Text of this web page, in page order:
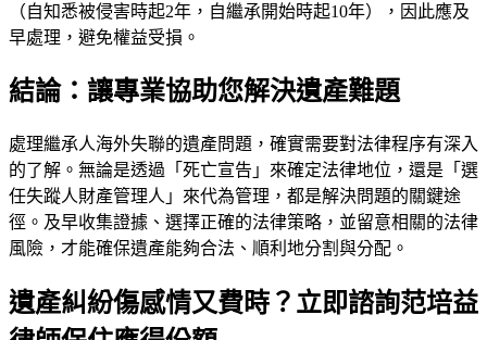
（自知悉被侵害時起2年，自繼承開始時起10年），因此應及
早處理，避免權益受損。
結論：讓專業協助您解決遺產難題
處理繼承人海外失聯的遺產問題，確實需要對法律程序有深入
的了解。無論是透過「死亡宣告」來確定法律地位，還是「選
任失蹤人財產管理人」來代為管理，都是解決問題的關鍵途
徑。及早收集證據、選擇正確的法律策略，並留意相關的法律
風險，才能確保遺產能夠合法、順利地分割與分配。
遺產糾紛傷感情又費時？立即諮詢范培益